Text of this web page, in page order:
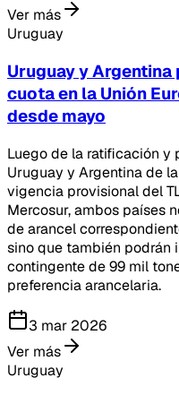
Ver más
Uruguay
Uruguay y Argentina
cuota en la Unión
desde mayo
Luego de la ratificación
Uruguay y Argentina de
vigencia provisional del
Mercosur, ambos países
de arancel
sino que también podrán
contingente de 99 mil
preferencia arancelaria.
3 mar 2026
Ver más
Uruguay